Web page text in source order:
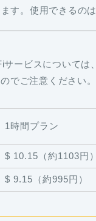
す。使用できるの
サービスについて
でご注意ください
1時間プラン
$ 10.15（約1103円
$ 9.15（約995円）